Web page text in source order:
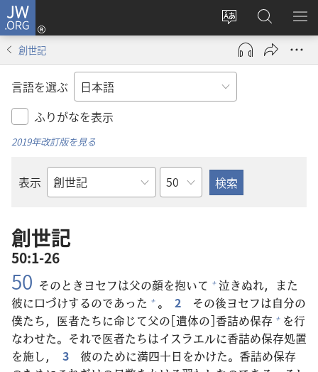
JW.ORG
サ
イ
ト
の
言
え
る
ロ
グ
ン
し
で
開
JW.ORG
の
検
メ
を
創世記
言語を選ぶ
ふりがなを表示
2019年改訂版を見る
表示
聖
の
書
名
章
創世記
50:1-26
50 そのときヨセフは父の顔を抱いて + 泣きぬれ，また
彼に口づけするのであった + 。 2 その後ヨセフは自分の
僕たち， 医者たちに命じて父の[遺体の]香詰め保存 + を行
なわせた。それで医者たちはイスラエルに香詰め保存処置
を施し， 3 彼のために満四十日をかけた。 香詰め保存